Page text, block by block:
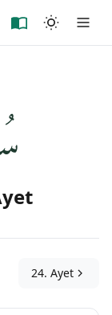
24. Ayet